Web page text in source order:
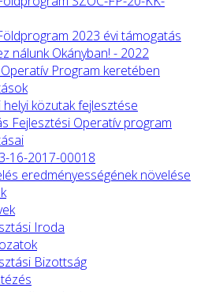
2023 évi támogatás
nálunk Okányban! - 2022
Program keretében
helyi közutak fejlesztése
Fejlesztési Operatív program
16-2017-00018
eredményességének növelése
Iroda
Bizottság